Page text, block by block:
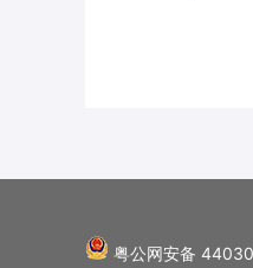
粤公网安备